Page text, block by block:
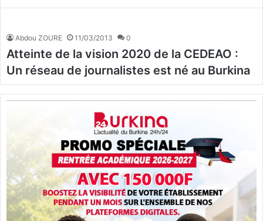
Abdou ZOURE 11/03/2013 0
Atteinte de la vision 2020 de la CEDEAO :
Un réseau de journalistes est né au Burkina